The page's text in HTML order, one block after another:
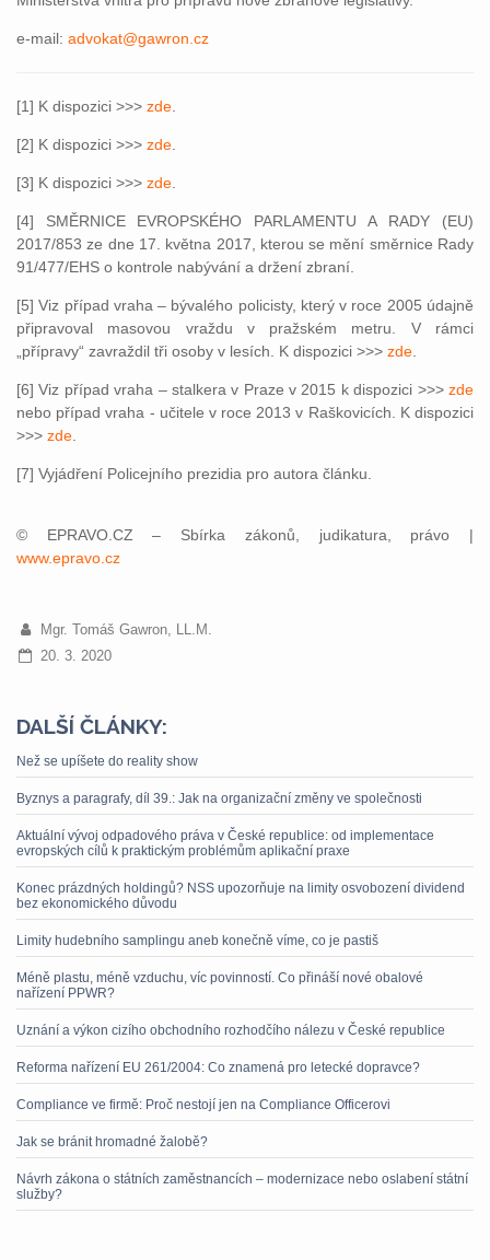
e-mail: advokat@gawron.cz
[1] K dispozici >>> zde
[2] K dispozici >>> zde
[3] K dispozici >>> zde
[4] SMĚRNICE EVROPSKÉHO PARLAMENTU A RADY (EU)
2017/853 ze dne 17. května 2017, kterou se mění směrnice Rady
91/477/EHS o kontrole nabývání a držení zbraní.
[5] Viz případ vraha – bývalého policisty, který v roce 2005 údajně
připravoval masovou vraždu v pražském metru. V rámci
„přípravy“ zavraždil tři osoby v lesích. K dispozici >>> zde
[6] Viz případ vraha – stalkera v Praze v 2015 k dispozici >>> zde
nebo případ vraha - učitele v roce 2013 v Raškovicích. K dispozici
>>> zde
[7] Vyjádření Policejního prezidia pro autora článku.
© EPRAVO.CZ – Sbírka zákonů, judikatura, právo |
www.epravo.cz
Mgr. Tomáš Gawron, LL.M.
20. 3. 2020
DALŠÍ ČLÁNKY:
Než se upíšete do reality show
Byznys a paragrafy, díl 39.: Jak na organizační změny ve společnosti
Aktuální vývoj odpadového práva v České republice: od implementace
evropských cílů k praktickým problémům aplikační praxe
Konec prázdných holdingů? NSS upozorňuje na limity osvobození dividend
bez ekonomického důvodu
Limity hudebního samplingu aneb konečně víme, co je pastiš
Méně plastu, méně vzduchu, víc povinností. Co přináší nové obalové
nařízení PPWR?
Uznání a výkon cizího obchodního rozhodčího nálezu v České republice
Reforma nařízení EU 261/2004: Co znamená pro letecké dopravce?
Compliance ve firmě: Proč nestojí jen na Compliance Officerovi
Jak se bránit hromadné žalobě?
Návrh zákona o státních zaměstnancích – modernizace nebo oslabení státní
služby?